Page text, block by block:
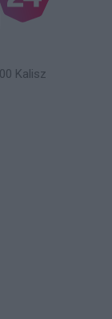
Kalisz